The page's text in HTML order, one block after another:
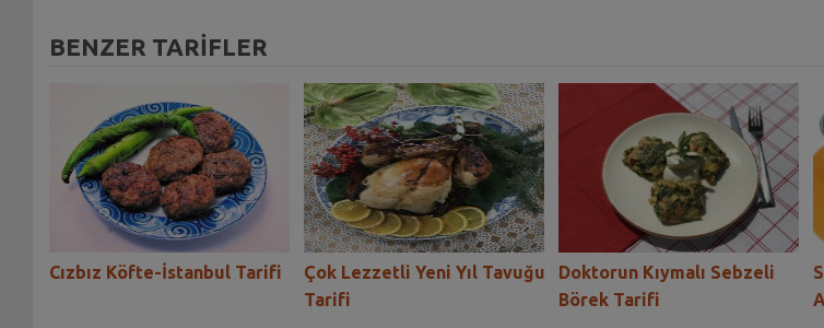
BENZER TARİFLER
Cızbız Köfte-İstanbul Tarifi
Çok Lezzetli Yeni Yıl Tavuğu
Tarifi
Doktorun Kıymalı Sebzeli
Börek Tarifi